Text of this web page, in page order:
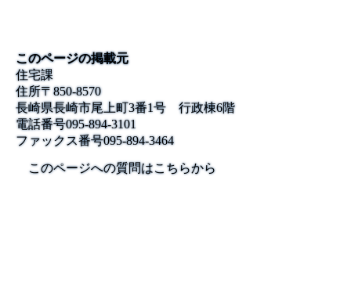
このページの掲載元
住宅課
住所〒850-8570
長崎県長崎市尾上町3番1号 行政棟6階
電話番号095-894-3101
ファックス番号095-894-3464
このページへの質問はこちらから